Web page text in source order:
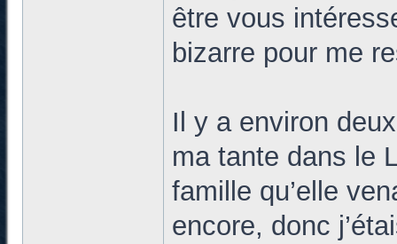
être vous
bizarre pour me
Il y a environ
ma tante dans le
famille qu’elle
encore, donc